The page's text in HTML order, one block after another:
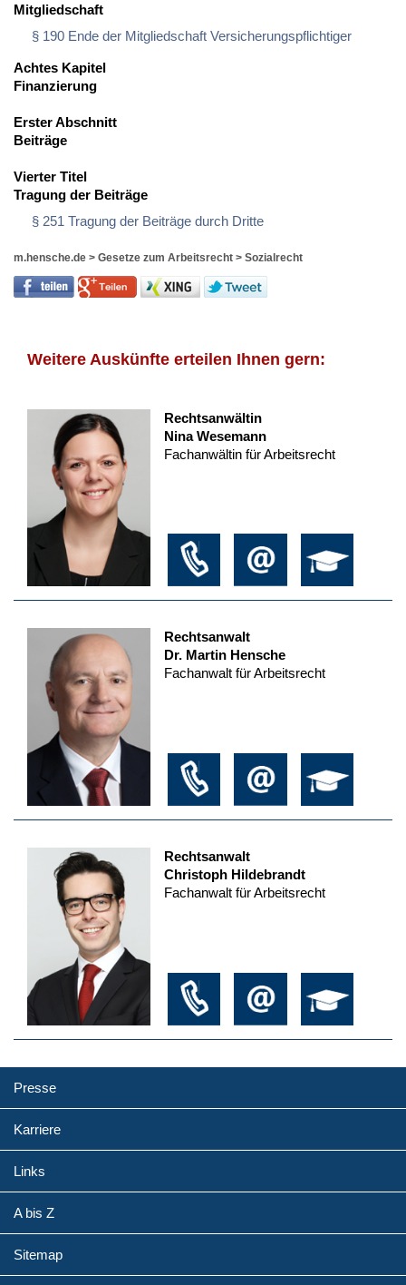
Mitgliedschaft
§ 190 Ende der Mitgliedschaft Versicherungspflichtiger
Achtes Kapitel
Finanzierung
Erster Abschnitt
Beiträge
Vierter Titel
Tragung der Beiträge
§ 251 Tragung der Beiträge durch Dritte
m.hensche.de > Gesetze zum Arbeitsrecht > Sozialrecht
Weitere Auskünfte erteilen Ihnen gern:
Rechtsanwältin
Nina Wesemann
Fachanwältin für Arbeitsrecht
Rechtsanwalt
Dr. Martin Hensche
Fachanwalt für Arbeitsrecht
Rechtsanwalt
Christoph Hildebrandt
Fachanwalt für Arbeitsrecht
Presse
Karriere
Links
A bis Z
Sitemap